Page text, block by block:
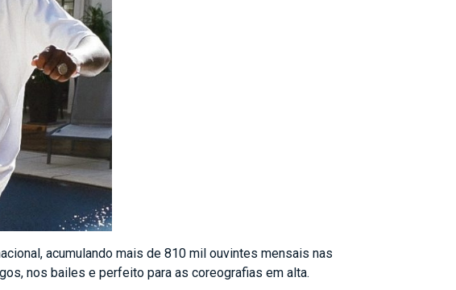
acumulando mais de 810 mil ouvintes mensais nas
nos bailes e perfeito para as coreografias em alta.